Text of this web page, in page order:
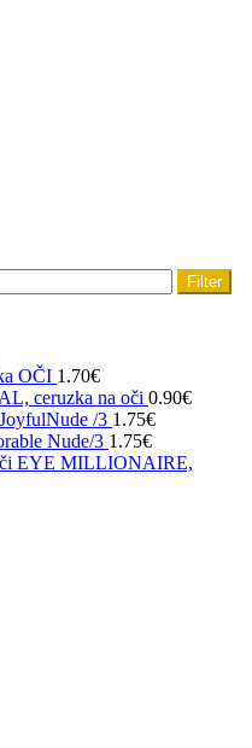
Filter
OČI 1.70€
ceruzka na oči 0.90€
/3 1.75€
Nude/3 1.75€
EYE MILLIONAIRE,